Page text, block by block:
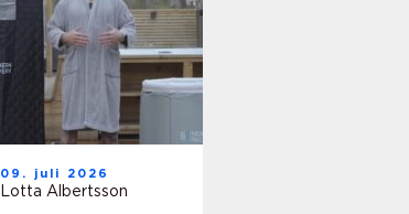
09. juli 2026
Lotta Albertsson